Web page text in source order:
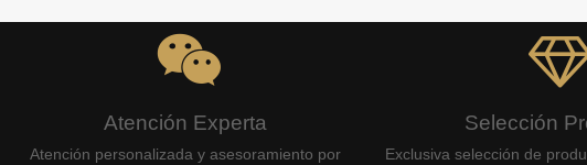
Atención Experta
Atención personalizada y asesoramiento por
Selección
Exclusiva selección de